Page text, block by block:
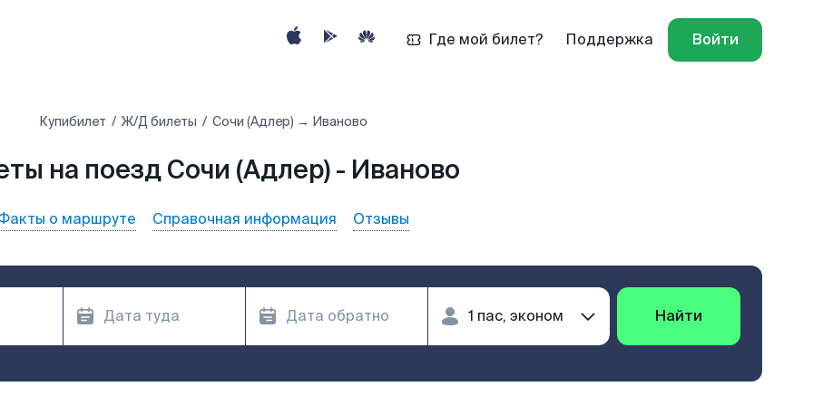
Где мой билет? Поддержка Войти
Купибилет Ж/Д билеты Сочи (Адлер) → Иваново
на поезд Сочи (Адлер) - Иваново
о маршруте Справочная информация Отзывы
Найти